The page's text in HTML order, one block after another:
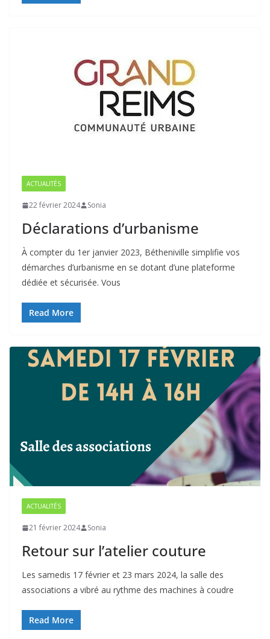
ACTUALITÉS
22 février 2024 Sonia
Déclarations d’urbanisme
À compter du 1er janvier 2023, Bétheniville simplifie vos
démarches d’urbanisme en se dotant d’une plateforme
dédiée et sécurisée. Vous
Read More
ACTUALITÉS
21 février 2024 Sonia
Retour sur l’atelier couture
Les samedis 17 février et 23 mars 2024, la salle des
associations a vibré au rythme des machines à coudre
Read More